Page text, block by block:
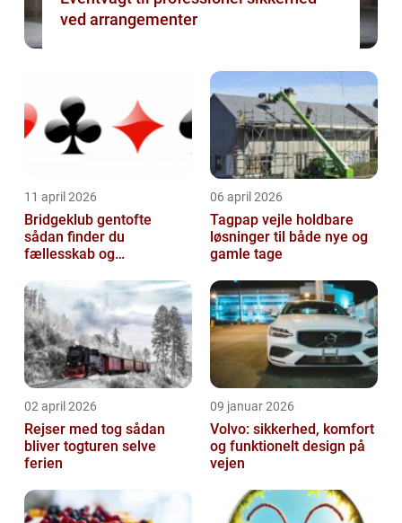
ved arrangementer
11 april 2026
Bridgeklub gentofte
sådan finder du
fællesskab og
06 april 2026
Tagpap vejle holdbare
løsninger til både nye og
gamle tage
02 april 2026
Rejser med tog sådan
bliver togturen selve
ferien
09 januar 2026
Volvo: sikkerhed, komfort
og funktionelt design på
vejen